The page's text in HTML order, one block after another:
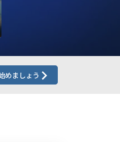
めましょう